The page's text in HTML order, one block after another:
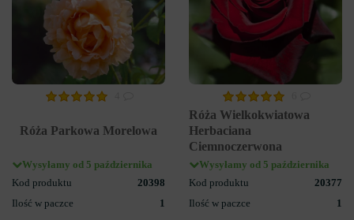
Róża Parkowa Morelowa
Wysyłamy od 5 października
Kod produktu
20398
Ilość w paczce
1
Róża Wielkokwiatowa
Herbaciana
Ciemnoczerwona
Wysyłamy od 5 października
Kod produktu
20377
Ilość w paczce
1